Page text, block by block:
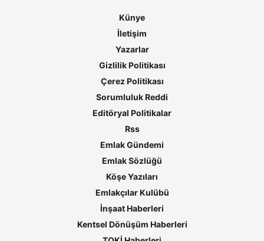
Künye
İletişim
Yazarlar
Gizlilik Politikası
Çerez Politikası
Sorumluluk Reddi
Editöryal Politikalar
Rss
Emlak Gündemi
Emlak Sözlüğü
Köşe Yazıları
Emlakçılar Kulübü
İnşaat Haberleri
Kentsel Dönüşüm Haberleri